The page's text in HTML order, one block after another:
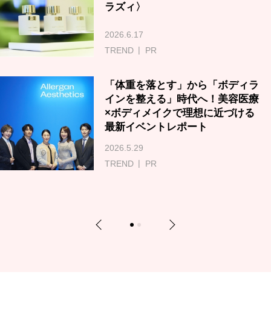
ラズィ〉
2026.6.17
TREND
PR
「体重を落とす」から「ボディラ
インを整える」時代へ！美容医療
×ボディメイクで理想に近づける
最新イベントレポート
2026.5.29
TREND
PR
Previous 1 2 Next